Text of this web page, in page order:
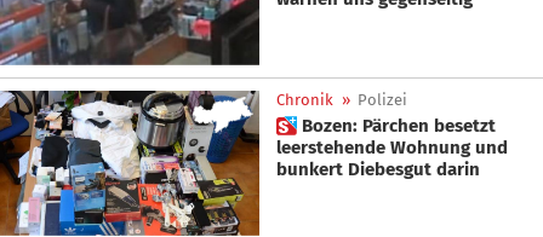
Chronik » Polizei
 Bozen: Pärchen besetzt
leerstehende Wohnung und
bunkert Diebesgut darin